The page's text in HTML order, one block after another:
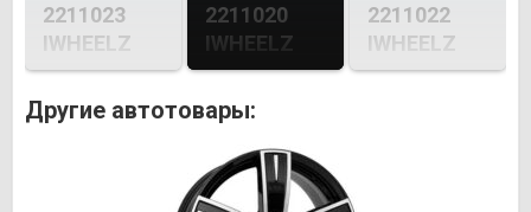
2211023
IWHEELZ
2211020
IWHEELZ
2211022
IWHEELZ
Другие автотовары: